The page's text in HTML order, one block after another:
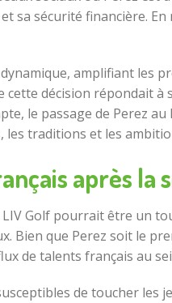
sa sécurité financière.
amplifiant les
décision répondait
le passage de Perez
les traditions et les
après la
LIV Golf pourrait être un
que Perez soit le
de talents français au
de toucher